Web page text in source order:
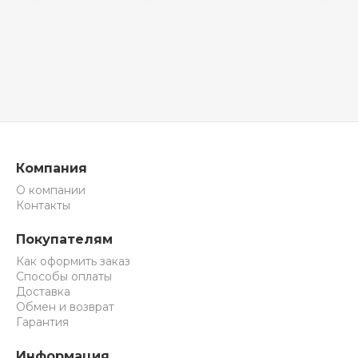
Компания
О компании
Контакты
Покупателям
Как оформить заказ
Способы оплаты
Доставка
Обмен и возврат
Гарантия